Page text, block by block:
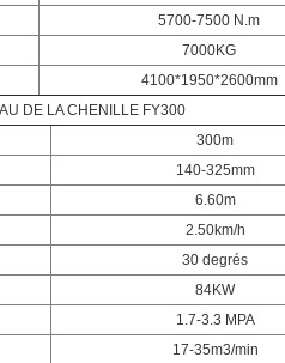
5700-7500 N.m
7000KG
4100*1950*2600mm
DE LA CHENILLE FY300
300m
140-325mm
6.60m
2.50km/h
30 degrés
84KW
1.7-3.3 MPA
17-35m3/min